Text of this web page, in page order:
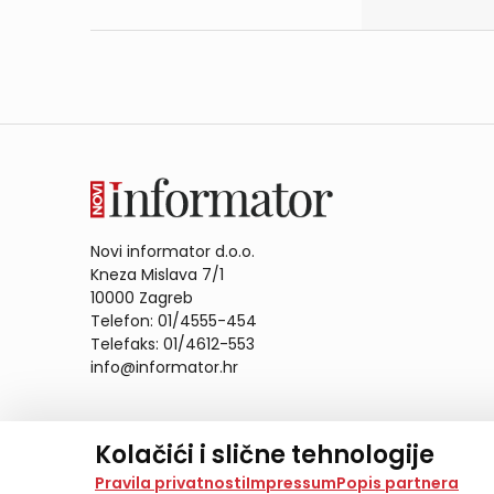
Kolačići i slične tehnologije
Na našoj web stranici koristimo kolačiće i slične
Pravila privatnostiImpressumPopis partnera
Novi informator d.o.o.
Kneza Mislava 7/1
10000 Zagreb
Telefon: 01/4555-454
Telefaks: 01/4612-553
info@informator.hr